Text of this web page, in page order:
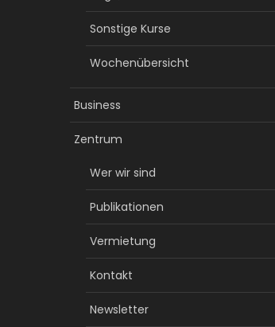
Sonstige Kurse
Wochenübersicht
Business
Zentrum
Wer wir sind
Publikationen
Vermietung
Kontakt
Newsletter